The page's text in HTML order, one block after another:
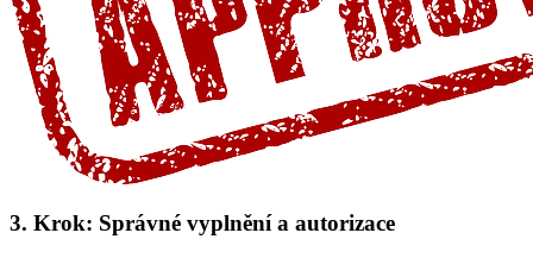
3. Krok: Správné vyplnění a autorizace